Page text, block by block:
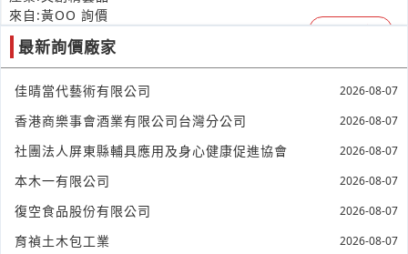
來自:黃OO 詢價
時間:08/07 13:38
立即報價
**@wsh-pl.com
一日租車自駕 以下協助
來自:黃OO 詢價
時間:08/07 13:38
立即報價
台北緯創辦公大樓消防排煙發包
來自:鄭OO 詢價
最新詢價廠家
佳晴當代藝術有限公司 2026-08-07
香港商樂事會酒業有限公司台灣分公司 2026-08-07
社團法人屏東縣輔具應用及身心健康促進協會 2026-08-07
本木一有限公司 2026-08-07
復空食品股份有限公司 2026-08-07
育禎土木包工業 2026-08-07